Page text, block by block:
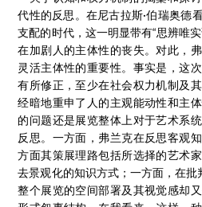
代性的反思。在尼古拉斯·伯瑞奥德
支配的时代，这一明显带有“思辨唯
在加剧人的主体性的丧失。对此，
灵活主体性的重要性。事实是，这
有所修正，至少在社会权力机制及
经暗地重申了人的主观能动性和主
的问题还是展览整体上对于艺术系
反思。一方面，弗兰克在反思客观
方面其策展理路包括所选择的艺术
去景观化的知识方式；一方面，在批
整个展览的空间部署及其视觉感却